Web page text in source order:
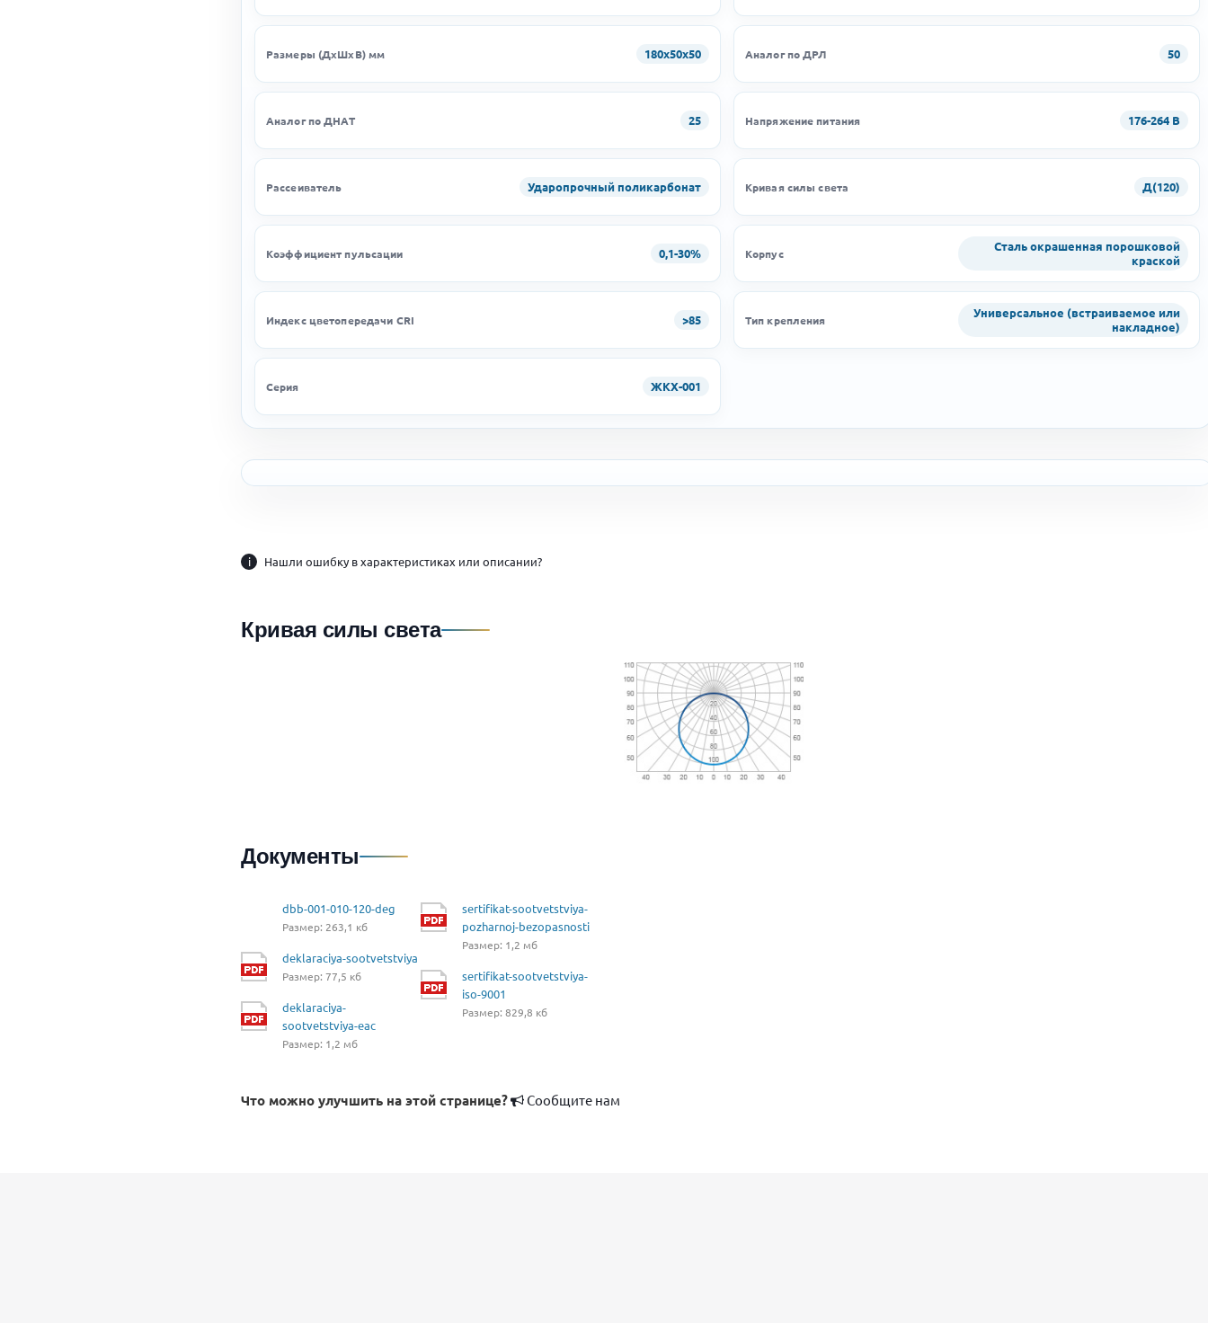
Размеры (ДхШхВ) мм 180х50х50 Аналог по ДРЛ 50
Аналог по ДНАТ 25 Напряжение питания 176-264 В
Рассеиватель Ударопрочный поликарбонат Кривая силы света Д(120)
Коэффициент пульсации 0,1-30% Корпус
Сталь окрашенная порошковой
краской
Индекс цветопередачи CRI >85 Тип крепления
Универсальное (встраиваемое или
накладное)
Серия ЖКХ-001
i Нашли ошибку в характеристиках или описании?
Кривая силы света
Документы
dbb-001-010-120-deg
Размер: 263,1 кб
deklaraciya-sootvetstviya
Размер: 77,5 кб
deklaraciya-
sootvetstviya-eac
Размер: 1,2 мб
sertifikat-sootvetstviya-
pozharnoj-bezopasnosti
Размер: 1,2 мб
sertifikat-sootvetstviya-
iso-9001
Размер: 829,8 кб
Что можно улучшить на этой странице? Сообщите нам